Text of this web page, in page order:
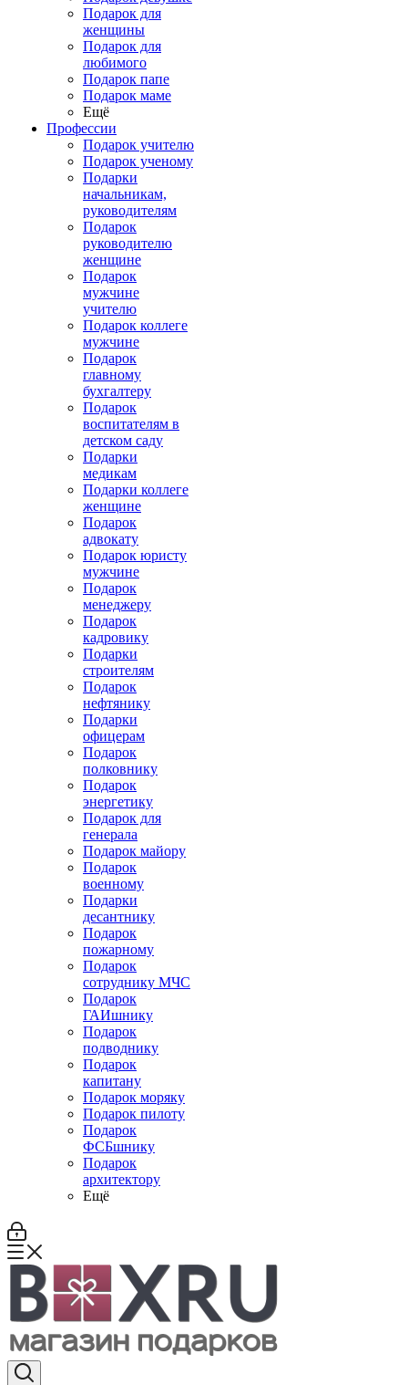
Подарок для
женщины
Подарок для
любимого
Подарок папе
Подарок маме
Ещё
Профессии
Подарок учителю
Подарок ученому
Подарки
начальникам,
руководителям
Подарок
руководителю
женщине
Подарок
мужчине
учителю
Подарок коллеге
мужчине
Подарок
главному
бухгалтеру
Подарок
воспитателям в
детском саду
Подарки
медикам
Подарки коллеге
женщине
Подарок
адвокату
Подарок юристу
мужчине
Подарок
менеджеру
Подарок
кадровику
Подарки
строителям
Подарок
нефтянику
Подарки
офицерам
Подарок
полковнику
Подарок
энергетику
Подарок для
генерала
Подарок майору
Подарок
военному
Подарки
десантнику
Подарок
пожарному
Подарок
сотруднику МЧС
Подарок
ГАИшнику
Подарок
подводнику
Подарок
капитану
Подарок моряку
Подарок пилоту
Подарок
ФСБшнику
Подарок
архитектору
Ещё